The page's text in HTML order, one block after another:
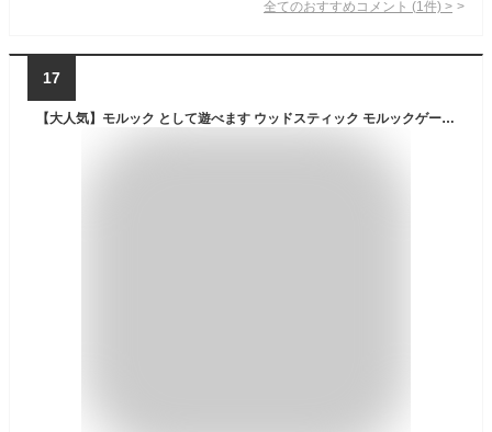
全てのおすすめコメント (1 件) >
17
【大人気】モルック として遊べます ウッドスティック モルックゲーム 用具 道具 収納ケース付き セット レクリエーション 老若男女 ファミリー キッズ スポーツ キャンプ アウトドア レジャー 木製 玩具 おもちゃ 木の棒 投げる 遊ぶ 遊具 運動 ゲーム イベント 頭の体操